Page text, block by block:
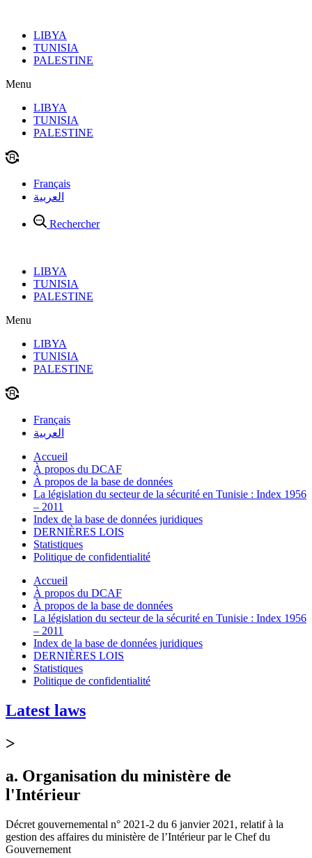
contenuLIBYA
TUNISIA
PALESTINE
Menu
LIBYA
TUNISIA
PALESTINE
Français
العربية
Rechercher
LIBYA
TUNISIA
PALESTINE
Menu
LIBYA
TUNISIA
PALESTINE
Français
العربية
Accueil
À propos du DCAF
À propos de la base de données
La législation du secteur de la sécurité en Tunisie : Index 1956
– 2011
Index de la base de données juridiques
DERNIÈRES LOIS
Statistiques
Politique de confidentialité
Accueil
À propos du DCAF
À propos de la base de données
La législation du secteur de la sécurité en Tunisie : Index 1956
– 2011
Index de la base de données juridiques
DERNIÈRES LOIS
Statistiques
Politique de confidentialité
Latest laws
>
a. Organisation du ministère de
l'Intérieur
Décret gouvernemental n° 2021-2 du 6 janvier 2021, relatif à la
gestion des affaires du ministère de l’Intérieur par le Chef du
Gouvernement